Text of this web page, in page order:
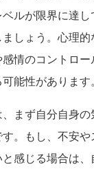
ルが限界に達
しょう。心理的
情のコントロ
能性があります
まず自分自身
。もし、不安や
感じる場合は